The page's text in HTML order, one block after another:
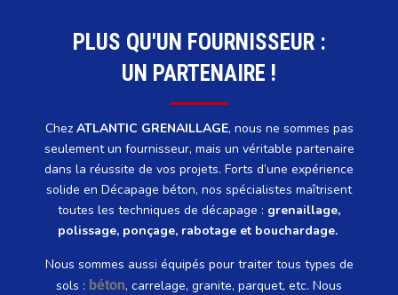
PLUS QU'UN FOURNISSEUR :
UN PARTENAIRE !
Chez ATLANTIC GRENAILLAGE, nous ne sommes pas
seulement un fournisseur, mais un véritable partenaire
dans la réussite de vos projets. Forts d’une expérience
solide en Décapage béton, nos spécialistes maîtrisent
toutes les techniques de décapage : grenaillage,
polissage, ponçage, rabotage et bouchardage.
Nous sommes aussi équipés pour traiter tous types de
sols : béton, carrelage, granite, parquet, etc. Nous